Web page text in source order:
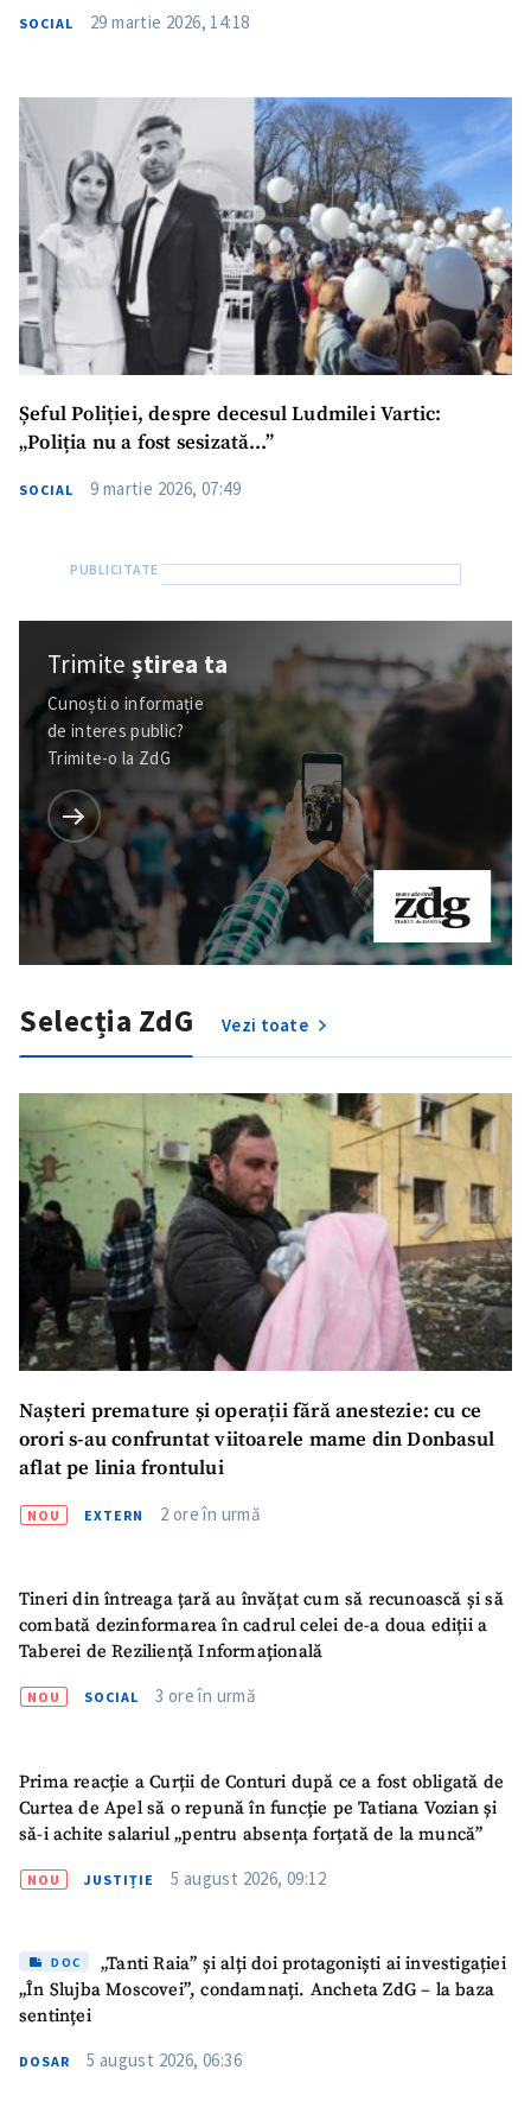
Trimite o informație
Despre ZdG
in English
на русском
SOCIAL 29 martie 2026, 14:18
Șeful Poliției, despre decesul Ludmilei Vartic:
„Poliția nu a fost sesizată…”
SOCIAL 9 martie 2026, 07:49
Trimiteștirea ta
Cunoști o informație
de interes public?
Trimite-o la ZdG
Selecția ZdG Vezi toate
Nașteri premature și operații fără anestezie: cu ce
orori s-au confruntat viitoarele mame din Donbasul
aflat pe linia frontului
NOU EXTERN 2 ore în urmă
Tineri din întreaga țară au învățat cum să recunoască și să
combată dezinformarea în cadrul celei de-a doua ediții a
Taberei de Reziliență Informațională
NOU SOCIAL 3 ore în urmă
Prima reacție a Curții de Conturi după ce a fost obligată de
Curtea de Apel să o repună în funcție pe Tatiana Vozian și
să-i achite salariul „pentru absența forțată de la muncă”
NOU JUSTIȚIE 5 august 2026, 09:12
DOC
„Tanti Raia” și alți doi protagoniști ai investigației
„În Slujba Moscovei”, condamnați. Ancheta ZdG – la baza
sentinței
DOSAR 5 august 2026, 06:36
ȘTIREA MEA
Titlu știre
+ Adaugă titlu
Link media+ Link media